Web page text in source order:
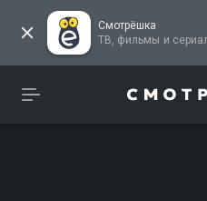
Смотрёшка
ТВ, фильмы и